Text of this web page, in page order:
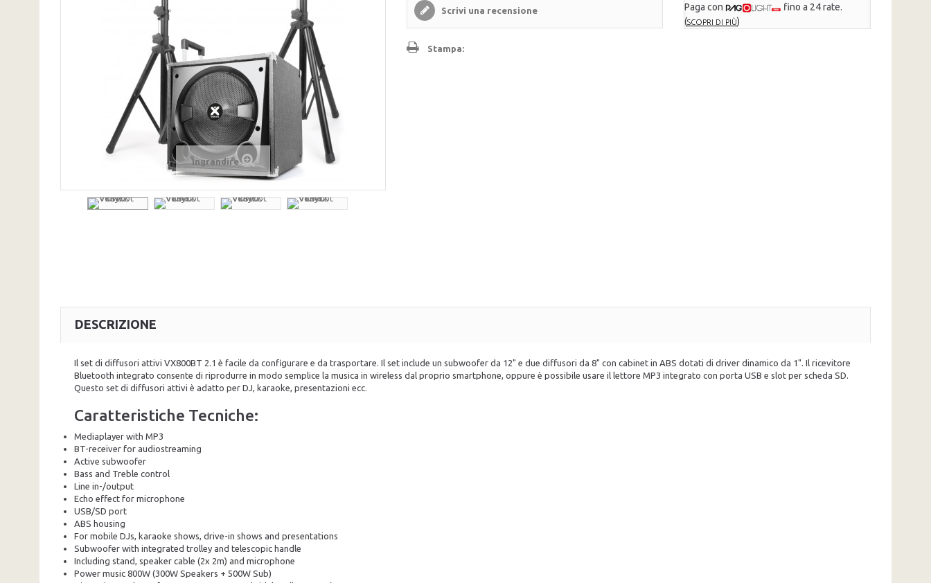
Ingrandire
Scrivi una recensione
Stampa:
Paga con
fino a 24 rate.
(SCOPRI DI PIÙ)
DESCRIZIONE
Il set di diffusori attivi VX800BT 2.1 è facile da configurare e da trasportare. Il set include un subwoofer da 12" e due diffusori da 8" con cabinet in ABS dotati di driver dinamico da 1". Il ricevitore
Bluetooth integrato consente di riprodurre in modo semplice la musica in wireless dal proprio smartphone, oppure è possibile usare il lettore MP3 integrato con porta USB e slot per scheda SD.
Questo set di diffusori attivi è adatto per DJ, karaoke, presentazioni ecc.
Caratteristiche Tecniche:
Mediaplayer with MP3
BT-receiver for audiostreaming
Active subwoofer
Bass and Treble control
Line in-/output
Echo effect for microphone
USB/SD port
ABS housing
For mobile DJs, karaoke shows, drive-in shows and presentations
Subwoofer with integrated trolley and telescopic handle
Including stand, speaker cable (2x 2m) and microphone
Power music 800W (300W Speakers + 500W Sub)